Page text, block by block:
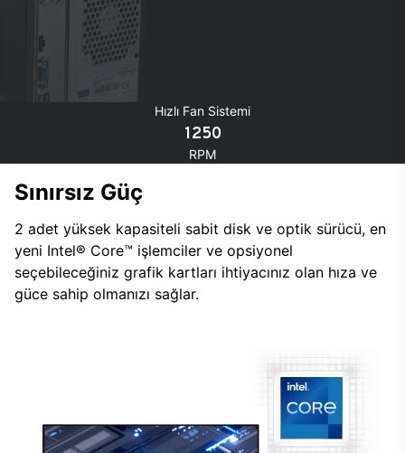
Hızlı Fan Sistemi
1250
RPM
Sınırsız Güç
2 adet yüksek kapasiteli sabit disk ve optik sürücü, en
yeni Intel® Core™ işlemciler ve opsiyonel
seçebileceğiniz grafik kartları ihtiyacınız olan hıza ve
güce sahip olmanızı sağlar.